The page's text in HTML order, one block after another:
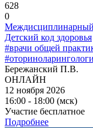
628
0
Детский код здоровья
#врачи общей
Бережанский П.В.
ОНЛАЙН
12 ноября 2026
16:00 - 18:00 (мск)
Участие бесплатное
Подробнее